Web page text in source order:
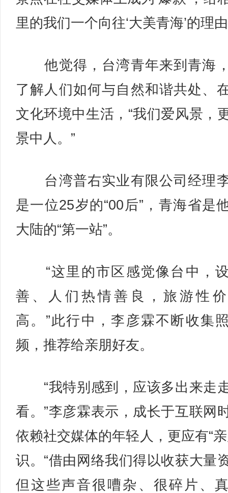
里的我们一个向往‘大美青海’的理
他觉得，台湾青年来到青海
了解人们如何与自然和谐共处、
文化环境中生活，“我们爱风景，
景中人。”
台湾普右实业有限公司经理
是一位25岁的“00后”，青海省是
大陆的“第一站”。
“这里的市区感觉像台中，
善、人们热情善良，旅游性
高。”此行中，李彦霖不断收集
频，推荐给亲朋好友。
“我特别感到，应该多出来走
看。”李彦霖表示，成长于互联网
依赖社交媒体的年轻人，更应有“
识。“借由网络我们得以收获大量
但这些声音很嘈杂、很碎片、